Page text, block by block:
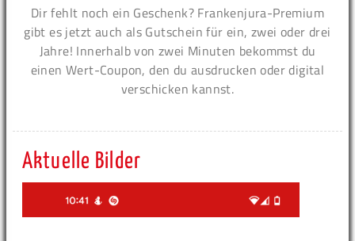
Dir fehlt noch ein Geschenk? Frankenjura-Premium
gibt es jetzt auch als Gutschein für ein, zwei oder drei
Jahre! Innerhalb von zwei Minuten bekommst du
einen Wert-Coupon, den du ausdrucken oder digital
verschicken kannst.
Aktuelle Bilder